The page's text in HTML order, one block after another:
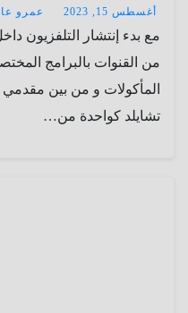
أغسطس 15, 2023 عمرو
مع بدء إنتشار التلفزيون
من القنوات بالبرامج
المأكولات و من بين مقدمي
تشايلد كواحدة من…